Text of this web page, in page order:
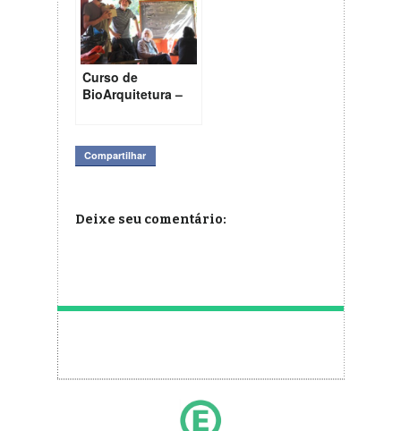
Curso de
BioArquitetura –
Compartilhar
Deixe seu comentário: